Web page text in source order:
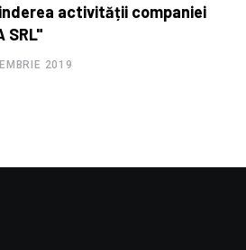
activității companiei
SRL"
2019